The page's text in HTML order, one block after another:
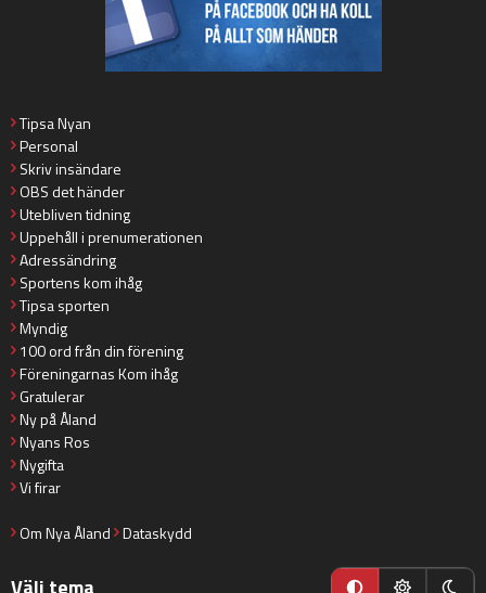
Tipsa Nyan
Personal
Skriv insändare
OBS det händer
Utebliven tidning
Uppehåll i prenumerationen
Adressändring
Sportens kom ihåg
Tipsa sporten
Myndig
100 ord från din förening
Föreningarnas Kom ihåg
Gratulerar
Ny på Åland
Nyans Ros
Nygifta
Vi firar
Om Nya Åland Dataskydd